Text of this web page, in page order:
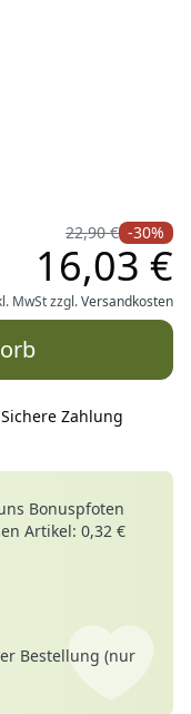
twilight gray
Red Clay
22,90 € -30%
16,03 €
MwSt zzgl.Versandkosten
Sichere Zahlung
Bonuspfoten
Artikel: 0,32 €
Bestellung (nur